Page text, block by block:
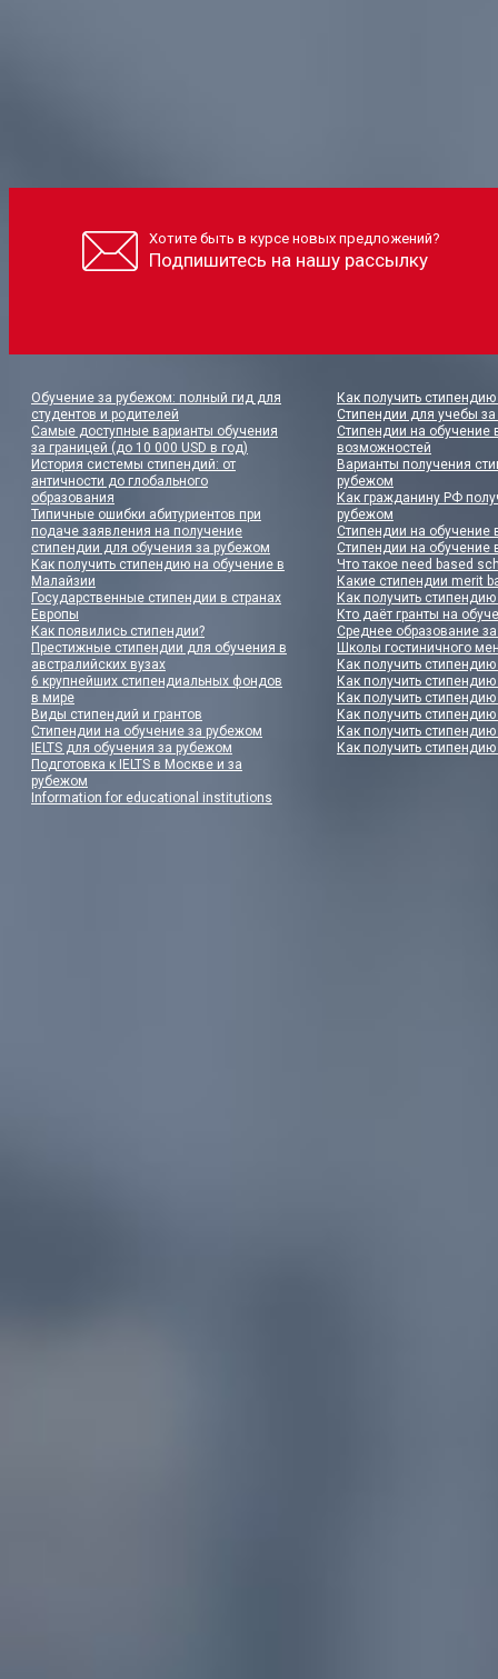
Хотите быть в курсе новых предложений?
Подпишитесь на нашу рассылку
Обучение за рубежом: полный гид для
студентов и родителей
Самые доступные варианты обучения
за границей (до 10 000 USD в год)
История системы стипендий: от
античности до глобального
образования
Типичные ошибки абитуриентов при
подаче заявления на получение
стипендии для обучения за рубежом
Как получить стипендию на обучение в
Малайзии
Государственные стипендии в странах
Европы
Как появились стипендии?
Престижные стипендии для обучения в
австралийских вузах
6 крупнейших стипендиальных фондов
в мире
Виды стипендий и грантов
Стипендии на обучение за рубежом
IELTS для обучения за рубежом
Подготовка к IELTS в Москве и за
рубежом
Information for educational institutions
Как получить
Стипендии для учебы
Стипендии на обучение
возможностей
Варианты получения
рубежом
Как гражданину РФ
рубежом
Стипендии на обучение
Стипендии на обучение
Что такое need based
Какие стипендии merit
Как получить
Кто даёт гранты на
Среднее образование
Школы гостиничного
Как получить
Как получить
Как получить
Как получить
Как получить
Как получить